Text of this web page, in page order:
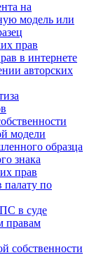
на
модель или
прав
в интернете
авторских
модели
образца
знака
прав
палату по
в суде
правам
собственности